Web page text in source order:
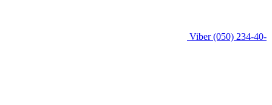
Viber(050) 234-40-